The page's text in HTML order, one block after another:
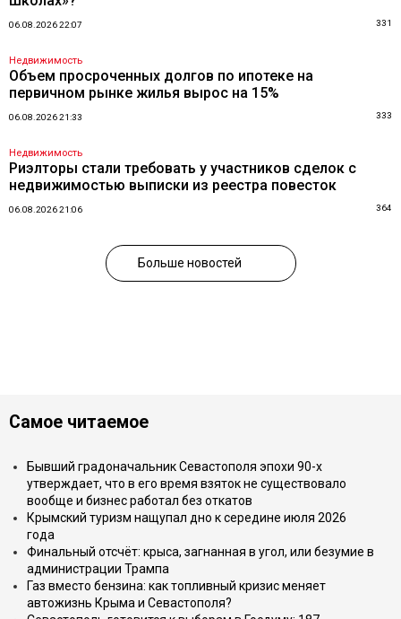
06.08.2026 22:07 331
Недвижимость
Объем просроченных долгов по ипотеке на
первичном рынке жилья вырос на 15%
06.08.2026 21:33 333
Недвижимость
Риэлторы стали требовать у участников сделок с
недвижимостью выписки из реестра повесток
06.08.2026 21:06 364
Больше новостей
Самое читаемое
Бывший градоначальник Севастополя эпохи 90-х
утверждает, что в его время взяток не существовало
вообще и бизнес работал без откатов
Крымский туризм нащупал дно к середине июля 2026
года
Финальный отсчёт: крыса, загнанная в угол, или безумие в
администрации Трампа
Газ вместо бензина: как топливный кризис меняет
автожизнь Крыма и Севастополя?